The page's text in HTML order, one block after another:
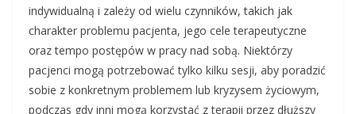
indywidualną i zależy od wielu czynników, takich jak
charakter problemu pacjenta, jego cele terapeutyczne
oraz tempo postępów w pracy nad sobą. Niektórzy
pacjenci mogą potrzebować tylko kilku sesji, aby poradzić
sobie z konkretnym problemem lub kryzysem życiowym,
podczas gdy inni mogą korzystać z terapii przez dłuższy